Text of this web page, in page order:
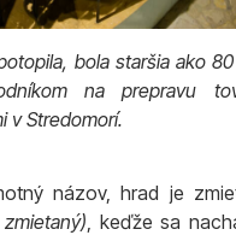
bola staršia ako
na prepravu
v Stredomorí.
názov, hrad je
, keďže sa